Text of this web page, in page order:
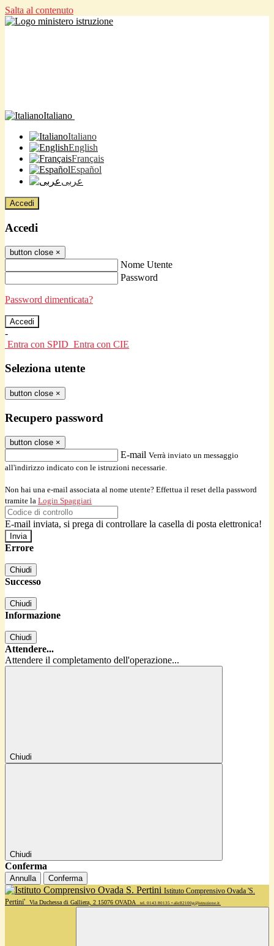
Salta al contenuto
Italiano
Italiano
English
Français
Español
عربى
Accedi
Accedi
button close ×
Nome Utente
Password
Password dimenticata?
-
Entra con SPID Entra con CIE
Seleziona utente
button close ×
Recupero password
button close ×
E-mail Verrà inviato un messaggio
all'indirizzo indicato con le istruzioni necessarie.
Non hai una e-mail associata al nome utente? Effettua il reset della password
tramite la Login Spaggiari
E-mail inviata, si prega di controllare la casella di posta elettronica!
Errore
Chiudi
Successo
Chiudi
Informazione
Chiudi
Attendere...
Attendere il completamento dell'operazione...
Chiudi
Chiudi
Conferma
Annulla Conferma
Istituto Comprensivo Ovada 'S.
Pertini'
Via Duchessa di Galliera, 2 15076 OVADA tel. 0143 80135 • alic82100g@istruzione.it